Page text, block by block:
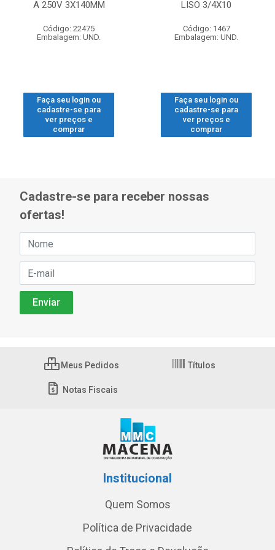
A 250V 3X140MM
Código: 22475
Embalagem: UND.
Faça seu login ou
cadastre-se para
ver preços e
comprar
LISO 3/4X10
Código: 1467
Embalagem: UND.
Faça seu login ou
cadastre-se para
ver preços e
comprar
Cadastre-se para receber nossas
ofertas!
Meus Pedidos Títulos
Notas Fiscais
Institucional
Quem Somos
Política de Privacidade